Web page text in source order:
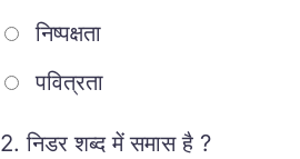
निष्पक्षता
पवित्रता
2.निडर शब्द में समास है ?